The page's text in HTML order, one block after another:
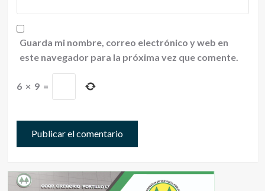
Guarda mi nombre, correo electrónico y web en
este navegador para la próxima vez que comente.
6 × 9 =